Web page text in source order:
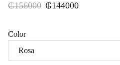
₲156000 ₲144000
Color